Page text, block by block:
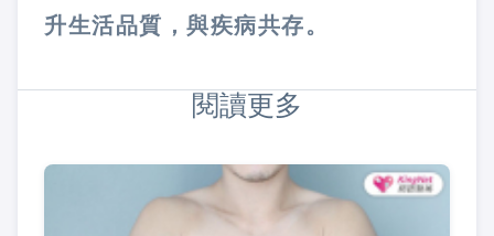
升生活品質，與疾病共存。
閱讀更多